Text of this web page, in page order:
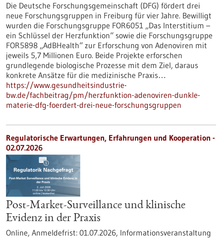
Die Deutsche Forschungsgemeinschaft (DFG) fördert drei
neue Forschungsgruppen in Freiburg für vier Jahre. Bewilligt
wurden die Forschungsgruppe FOR6051 „Das Interstitium –
ein Schlüssel der Herzfunktion“ sowie die Forschungsgruppe
FOR5898 „AdBHealth“ zur Erforschung von Adenoviren mit
jeweils 5,7 Millionen Euro. Beide Projekte erforschen
grundlegende biologische Prozesse mit dem Ziel, daraus
konkrete Ansätze für die medizinische Praxis…
https://www.gesundheitsindustrie-
bw.de/fachbeitrag/pm/herzfunktion-adenoviren-dunkle-
materie-dfg-foerdert-drei-neue-forschungsgruppen
Regulatorische Erwartungen, Erfahrungen und Kooperation -
02.07.2026
Post-Market-Surveillance und klinische
Evidenz in der Praxis
Online, Anmeldefrist: 01.07.2026, Informationsveranstaltung